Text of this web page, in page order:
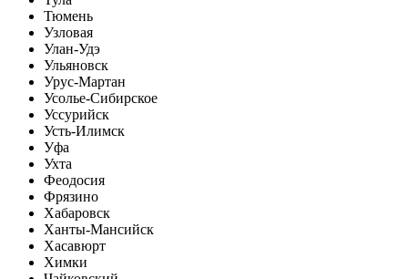
Тюмень
Узловая
Улан-Удэ
Ульяновск
Урус-Мартан
Усолье-Сибирское
Уссурийск
Усть-Илимск
Уфа
Ухта
Феодосия
Фрязино
Хабаровск
Ханты-Мансийск
Хасавюрт
Химки